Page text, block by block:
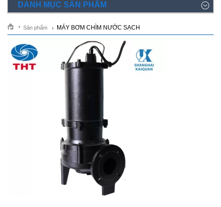
DANH MỤC SẢN PHẨM
Sản phẩm MÁY BƠM CHÌM NƯỚC SẠCH